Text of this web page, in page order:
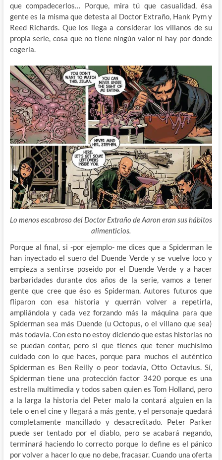
que compadecerlos… Porque, mira tú que casualidad, ésa
gente es la misma que detesta al Doctor Extraño, Hank Pym y
Reed Richards. Que los llega a considerar los villanos de su
propia serie, cosa que no tiene ningún valor ni hay por donde
cogerla.
Lo menos escabroso del Doctor Extraño de Aaron eran sus hábitos
alimenticios.
Porque al final, si -por ejemplo- me dices que a Spiderman le
han inyectado el suero del Duende Verde y se vuelve loco y
empieza a sentirse poseido por el Duende Verde y a hacer
barbaridades durante dos años de la serie, vamos a tener
gente que cree que éso es Spiderman. Autores futuros que
fliparon con esa historia y querrán volver a repetirla,
ampliándola y cada vez forzando más la máquina para que
Spiderman sea más Duende (u Octopus, o el villano que sea)
más todavía. Con esto no estoy diciendo que estas historias no
se puedan contar, pero sí que tienes que tener muchísimo
cuidado con lo que haces, porque para muchos el auténtico
Spiderman es Ben Reilly o peor todavía, Otto Octavius. Sí,
Spiderman tiene una protección factor 3420 porque es una
estrella multimedia y todos saben quien es Tom Holland, pero
a la larga la historia del Peter malo la contará alguien en la
tele o en el cine y llegará a más gente, y el personaje quedará
completamente mancillado y desacreditado. Peter Parker
puede ser tentado por el diablo, pero se acabará negando,
terminará haciendo lo correcto porque lo define es el pánico
por volver a hacer lo que no debe, fracasar. Cuando una oferta